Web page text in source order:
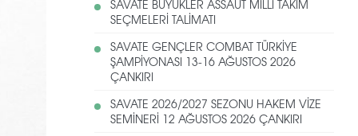
SAVATE BÜYÜKLER ASSAUT MİLLİ TAKIM
SEÇMELERİ TALİMATI
SAVATE GENÇLER COMBAT TÜRKİYE
ŞAMPİYONASI 13-16 AĞUSTOS 2026
ÇANKIRI
SAVATE 2026/2027 SEZONU HAKEM VİZE
SEMİNERİ 12 AĞUSTOS 2026 ÇANKIRI